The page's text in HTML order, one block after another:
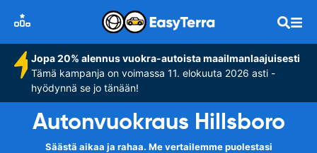
Jopa 20% alennus vuokra-autoista maailmanlaajuisesti
Tämä kampanja on voimassa 11. elokuuta 2026 asti -
hyödynnä se jo tänään!
Autonvuokraus Hillsboro
Säästä aikaa ja rahaa. Me vertailemme puolestasi